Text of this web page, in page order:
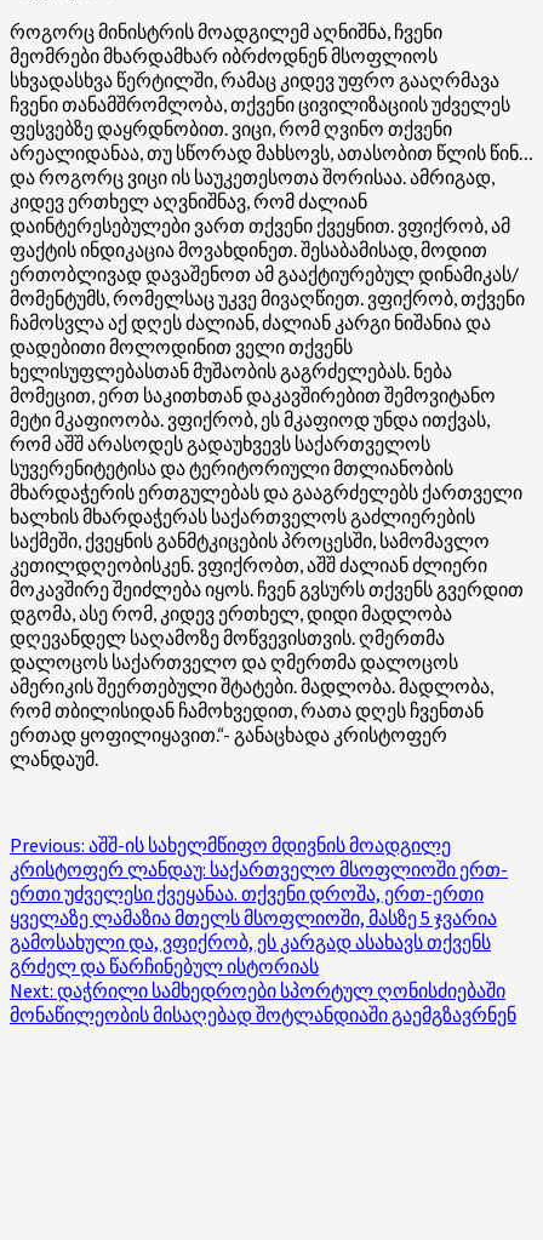
როგორც მინისტრის მოადგილემ აღნიშნა, ჩვენი
მეომრები მხარდამხარ იბრძოდნენ მსოფლიოს
სხვადასხვა წერტილში, რამაც კიდევ უფრო გააღრმავა
ჩვენი თანამშრომლობა, თქვენი ცივილიზაციის უძველეს
ფესვებზე დაყრდნობით. ვიცი, რომ ღვინო თქვენი
არეალიდანაა, თუ სწორად მახსოვს, ათასობით წლის წინ…
და როგორც ვიცი ის საუკეთესოთა შორისაა. ამრიგად,
კიდევ ერთხელ აღვნიშნავ, რომ ძალიან
დაინტერესებულები ვართ თქვენი ქვეყნით. ვფიქრობ, ამ
ფაქტის ინდიკაცია მოვახდინეთ. შესაბამისად, მოდით
ერთობლივად დავაშენოთ ამ გააქტიურებულ დინამიკას/
მომენტუმს, რომელსაც უკვე მივაღწიეთ. ვფიქრობ, თქვენი
ჩამოსვლა აქ დღეს ძალიან, ძალიან კარგი ნიშანია და
დადებითი მოლოდინით ველი თქვენს
ხელისუფლებასთან მუშაობის გაგრძელებას. ნება
მომეცით, ერთ საკითხთან დაკავშირებით შემოვიტანო
მეტი მკაფიოობა. ვფიქრობ, ეს მკაფიოდ უნდა ითქვას,
რომ აშშ არასოდეს გადაუხვევს საქართველოს
სუვერენიტეტისა და ტერიტორიული მთლიანობის
მხარდაჭერის ერთგულებას და გააგრძელებს ქართველი
ხალხის მხარდაჭერას საქართველოს გაძლიერების
საქმეში, ქვეყნის განმტკიცების პროცესში, სამომავლო
კეთილდღეობისკენ. ვფიქრობთ, აშშ ძალიან ძლიერი
მოკავშირე შეიძლება იყოს. ჩვენ გვსურს თქვენს გვერდით
დგომა, ასე რომ, კიდევ ერთხელ, დიდი მადლობა
დღევანდელ საღამოზე მოწვევისთვის. ღმერთმა
დალოცოს საქართველო და ღმერთმა დალოცოს
ამერიკის შეერთებული შტატები. მადლობა. მადლობა,
რომ თბილისიდან ჩამოხვედით, რათა დღეს ჩვენთან
ერთად ყოფილიყავით.“- განაცხადა კრისტოფერ
ლანდაუმ.
Post
navigation
Previous: აშშ-ის სახელმწიფო მდივნის მოადგილე
კრისტოფერ ლანდაუ: საქართველო მსოფლიოში ერთ-
ერთი უძველესი ქვეყანაა. თქვენი დროშა, ერთ-ერთი
ყველაზე ლამაზია მთელს მსოფლიოში, მასზე 5 ჯვარია
გამოსახული და, ვფიქრობ, ეს კარგად ასახავს თქვენს
გრძელ და წარჩინებულ ისტორიას
Next: დაჭრილი სამხედროები სპორტულ ღონისძიებაში
მონაწილეობის მისაღებად შოტლანდიაში გაემგზავრნენ